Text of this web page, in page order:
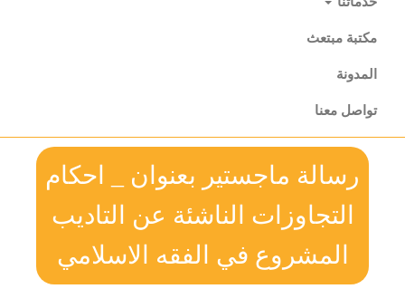
مكتبة مبتعث
المدونة
تواصل معنا
رسالة ماجستير بعنوان _ احكام
التجاوزات الناشئة عن التاديب
المشروع في الفقه الاسلامي